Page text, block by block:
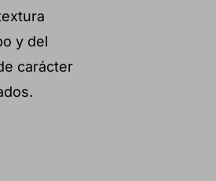
y del
carácter